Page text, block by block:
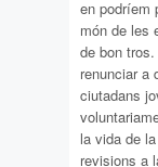
en podríem
món de les
de bon
renunciar a
ciutadans
la vida de
revisions a